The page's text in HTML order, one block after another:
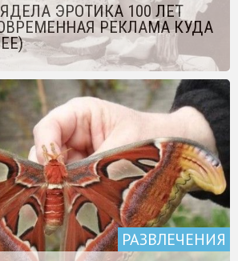
ЭPOТИКA 100 ЛЕТ
РЕКЛАМА КУДА
РАЗВЛЕЧЕНИЯ